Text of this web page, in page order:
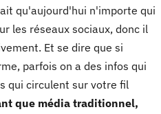
qu'aujourd'hui n'importe qui
les réseaux sociaux, donc il
Et se dire que si
parfois on a des infos qui
qui circulent sur votre fil
que média traditionnel,